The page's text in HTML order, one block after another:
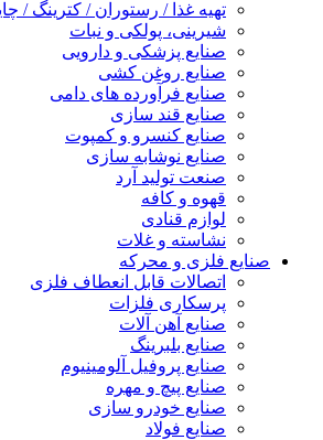
تهیه غذا / رستوران / کترینگ /
شیرینی، پولکی و نبات
صنایع پزشکی و دارویی
صنایع روغن کشی
صنایع فرآورده های دامی
صنایع قند سازی
صنایع کنسرو و کمپوت
صنایع نوشابه سازی
صنعت تولید آرد
قهوه و کافه
لوازم قنادی
نشاسته و غلات
صنایع فلزی و محرکه
اتصالات قابل انعطاف فلزی
پرسکاری فلزات
صنایع آهن آلات
صنایع بلبرینگ
صنایع پروفیل آلومینیوم
صنایع پیچ و مهره
صنایع خودرو سازی
صنایع فولاد